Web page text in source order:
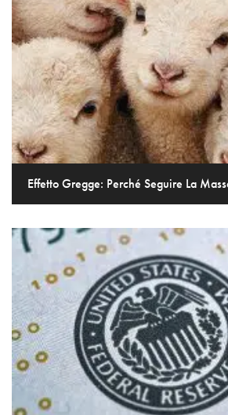
Effetto Gregge: Perché Seguire La